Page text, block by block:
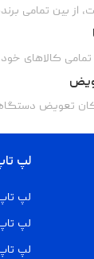
از بین تمامی
تمامی کالاهای
تعویض
لپ
لپ
لپ
لپ